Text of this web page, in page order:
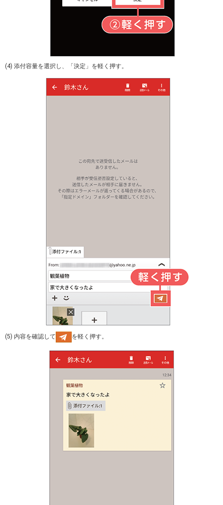
(4) 添付容量を選択し、「決定」を軽く押す。
(5) 内容を確認して を軽く押す。